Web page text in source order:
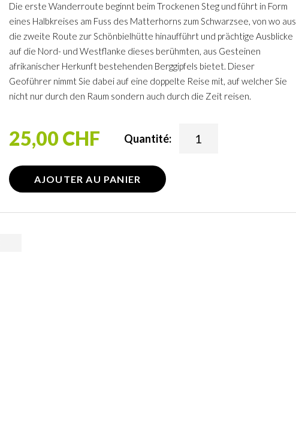
Die erste Wanderroute beginnt beim Trockenen Steg und führt in Form
eines Halbkreises am Fuss des Matterhorns zum Schwarzsee, von wo aus
die zweite Route zur Schönbielhütte hinaufführt und prächtige Ausblicke
auf die Nord- und Westflanke dieses berühmten, aus Gesteinen
afrikanischer Herkunft bestehenden Berggipfels bietet. Dieser
Geoführer nimmt Sie dabei auf eine doppelte Reise mit, auf welcher Sie
nicht nur durch den Raum sondern auch durch die Zeit reisen.
25,00 CHF Quantité:
AJOUTER AU PANIER